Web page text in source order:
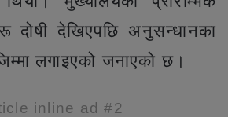
दोषी देखिएपछि अनुसन्धानका
लगाइएको जनाएको छ।
inline ad #2